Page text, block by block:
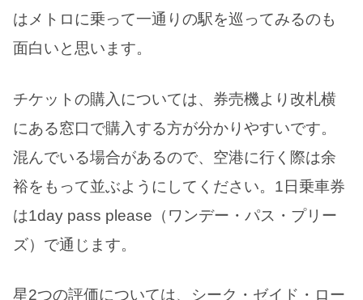
はメトロに乗って一通りの駅を巡ってみるのも
面白いと思います。
チケットの購入については、券売機より改札横
にある窓口で購入する方が分かりやすいです。
混んでいる場合があるので、空港に行く際は余
裕をもって並ぶようにしてください。1日乗車券
は1day pass please（ワンデー・パス・プリー
ズ）で通じます。
星2つの評価については、シーク・ゼイド・ロー